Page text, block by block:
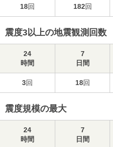
18回 182回
震度3以上の地震観測回数
24
時間
7
日間
3回 18回
震度規模の最大
24
時間
7
日間